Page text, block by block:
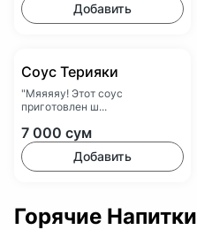
Добавить
Соус Терияки
"Мяяяяу! Этот соус
приготовлен ш...
7 000 сум
Добавить
Горячие Напитки